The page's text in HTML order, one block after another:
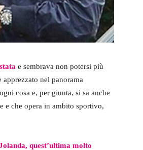
e sembrava non potersi più
nel panorama
cosa e, per giunta, si sa anche
e che opera in ambito sportivo,
quest’ultima molto